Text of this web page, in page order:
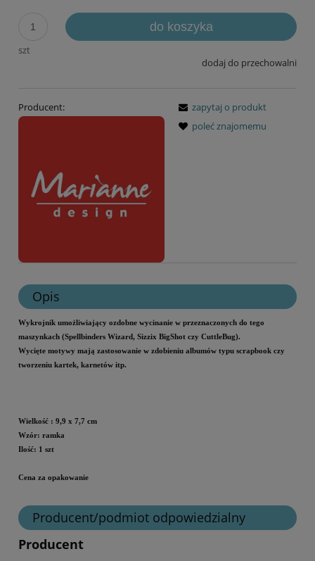
szt
do koszyka
dodaj do przechowalni
Producent:
zapytaj o produkt
poleć znajomemu
Opis
Wykrojnik umożliwiający ozdobne wycinanie w przeznaczonych do tego
maszynkach (Spellbinders Wizard, Sizzix BigShot czy CuttleBug).
Wycięte motywy mają zastosowanie w zdobieniu albumów typu scrapbook czy
tworzeniu kartek, karnetów itp.
Wielkość : 9,9 x 7,7 cm
Wzór: ramka
Ilość: 1 szt
Cena za opakowanie
Producent/podmiot odpowiedzialny
Producent